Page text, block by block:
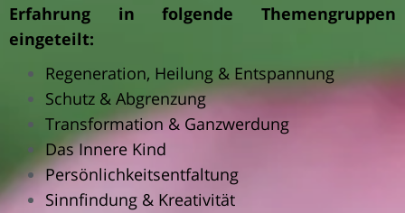
Erfahrung in folgende Themengruppen
eingeteilt:
Regeneration, Heilung & Entspannung
Schutz & Abgrenzung
Transformation & Ganzwerdung
Das Innere Kind
Persönlichkeitsentfaltung
Sinnfindung & Kreativität